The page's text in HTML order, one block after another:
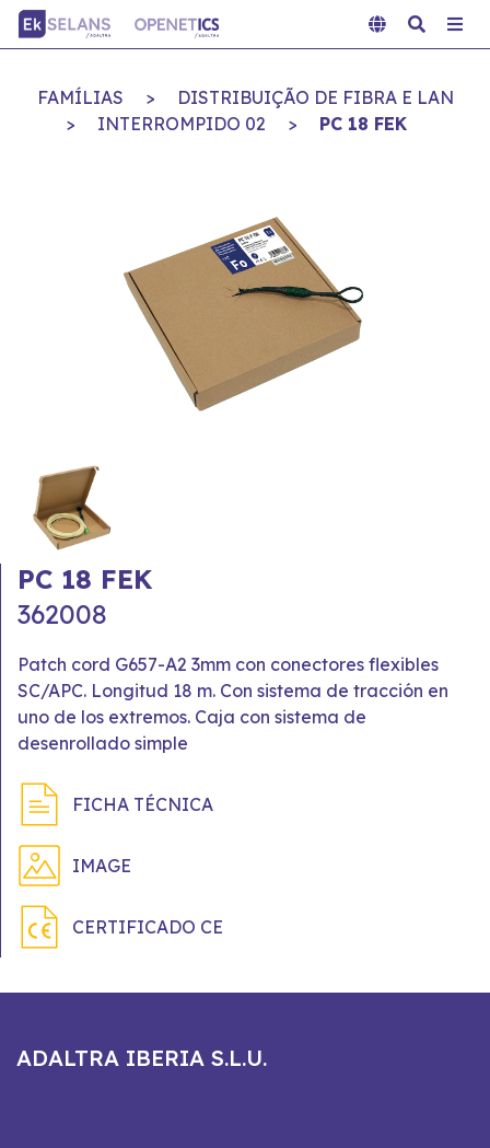
FAMÍLIAS >
DISTRIBUIÇÃO DE FIBRA E LAN
>
INTERROMPIDO 02 > PC 18 FEK
PC 18 FEK
362008
Patch cord G657-A2 3mm con conectores flexibles
SC/APC. Longitud 18 m. Con sistema de tracción en
uno de los extremos. Caja con sistema de
desenrollado simple
FICHA TÉCNICA
IMAGE
CERTIFICADO CE
ADALTRA IBERIA S.L.U.